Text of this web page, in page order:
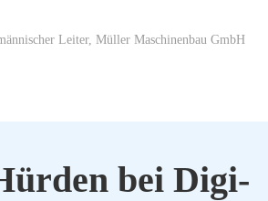
Lei­ter, Mül­ler Maschi­nen­bau GmbH
bei Digi­